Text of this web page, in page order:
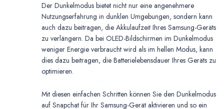
Der Dunkelmodus bietet nicht nur eine angenehmere
Nutzungserfahrung in dunklen Umgebungen, sondern kann
auch dazu beitragen, die Akkulaufzeit Ihres Samsung-Geräts
zu verlängern. Da bei OLED-Bildschirmen im Dunkelmodus
weniger Energie verbraucht wird als im hellen Modus, kann
dies dazu beitragen, die Batterielebensdauer Ihres Geräts zu
optimieren.
Mit diesen einfachen Schritten können Sie den Dunkelmodus
auf Snapchat für Ihr Samsung-Gerät aktivieren und so ein